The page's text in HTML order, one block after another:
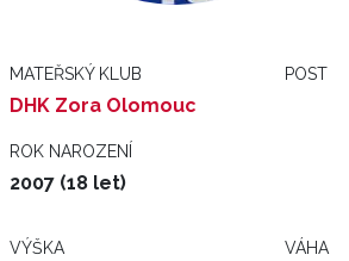
MATEŘSKÝ KLUB
DHK Zora Olomouc
POST
ROK NAROZENÍ
2007 (18 let)
VÝŠKA VÁHA